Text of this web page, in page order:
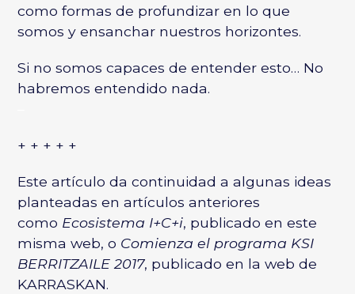
como formas de profundizar en lo que
somos y ensanchar nuestros horizontes.
Si no somos capaces de entender esto… No
habremos entendido nada.
+ + + + +
Este artículo da continuidad a algunas ideas
planteadas en artículos anteriores
como Ecosistema I+C+i, publicado en este
misma web, o Comienza el programa KSI
BERRITZAILE 2017, publicado en la web de
KARRASKAN.